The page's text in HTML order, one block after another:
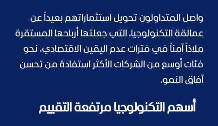
واصل المتداولون تحويل استثماراتهم بعيداً عن
عمالقة التكنولوجيا، التي جعلتها أرباحها المستقرة
ملاذاً آمناً في فترات عدم اليقين الاقتصادي، نحو
فئات أوسع من الشركات الأكثر استفادة من تحسن
آفاق النمو.
أسهم التكنولوجيا مرتفعة التقييم